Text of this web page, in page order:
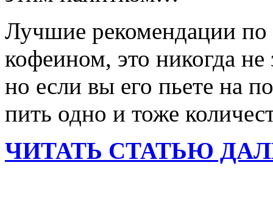
Лучшие рекомендации
кофеином, это никогда
но если вы его пьете на
пить одно и тоже
ЧИТАТЬ СТАТЬЮ